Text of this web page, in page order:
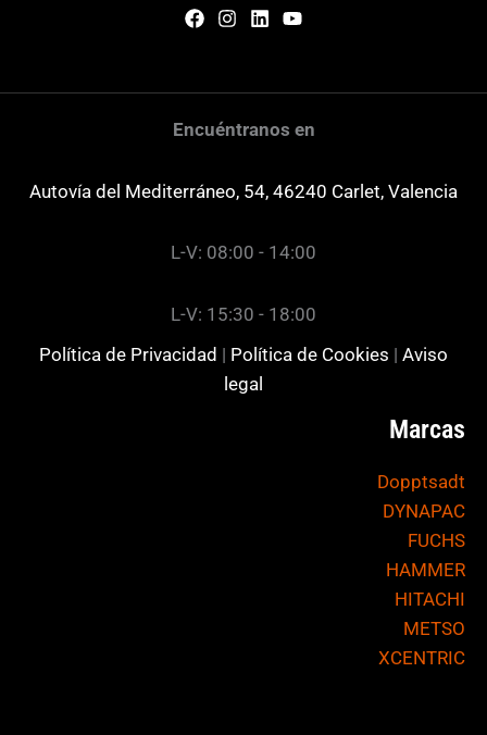
Encuéntranos en
Autovía del Mediterráneo, 54, 46240 Carlet, Valencia
L-V: 08:00 - 14:00
L-V: 15:30 - 18:00
Política de Privacidad | Política de Cookies | Aviso
legal
Marcas
Dopptsadt
DYNAPAC
FUCHS
HAMMER
HITACHI
METSO
XCENTRIC